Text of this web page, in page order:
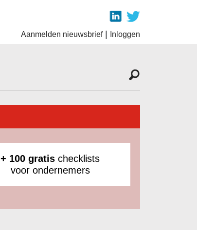
Aanmelden nieuwsbrief| Inloggen
+ 100 gratis checklists
voor ondernemers